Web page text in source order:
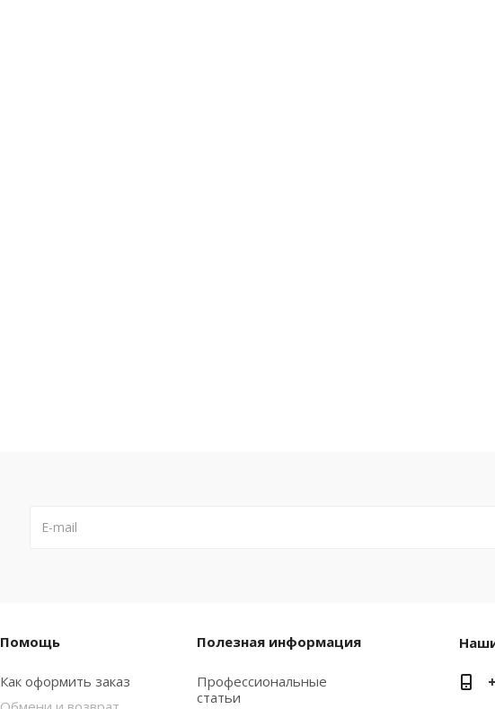
Помощь
Как оформить заказ
Полезная информация
Профессиональные
статьи